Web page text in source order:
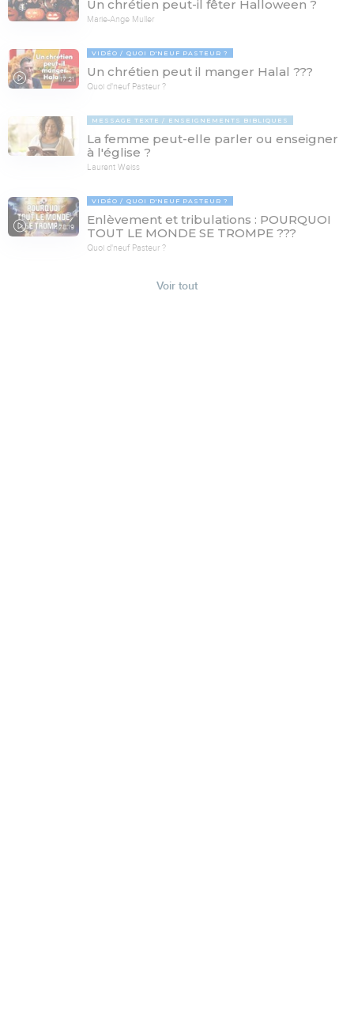
Un chrétien peut-il fêter Halloween ?
Marie-Ange Muller
17:21
VIDÉO QUOI D'NEUF PASTEUR ?
Un chrétien peut il manger Halal ???
Quoi d'neuf Pasteur ?
MESSAGE TEXTE ENSEIGNEMENTS BIBLIQUES
La femme peut-elle parler ou enseigner
à l'église ?
Laurent Weiss
78:19
VIDÉO QUOI D'NEUF PASTEUR ?
Enlèvement et tribulations : POURQUOI
TOUT LE MONDE SE TROMPE ???
Quoi d'neuf Pasteur ?
Voir tout